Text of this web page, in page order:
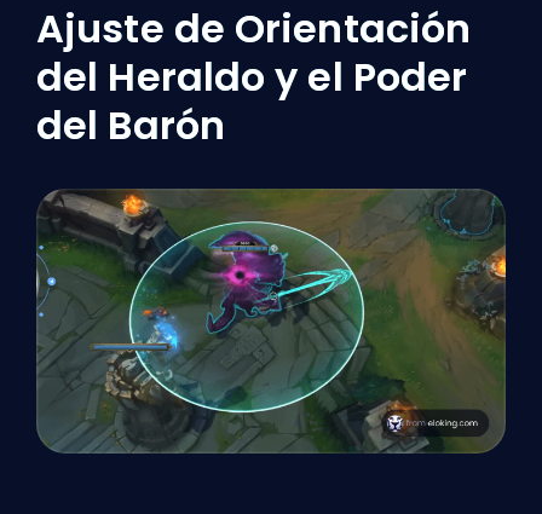
Ajuste de Orientación
del Heraldo y el Poder
del Barón